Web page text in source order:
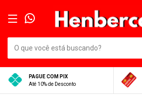
PAGUE COM PIX
Até 10% de Desconto